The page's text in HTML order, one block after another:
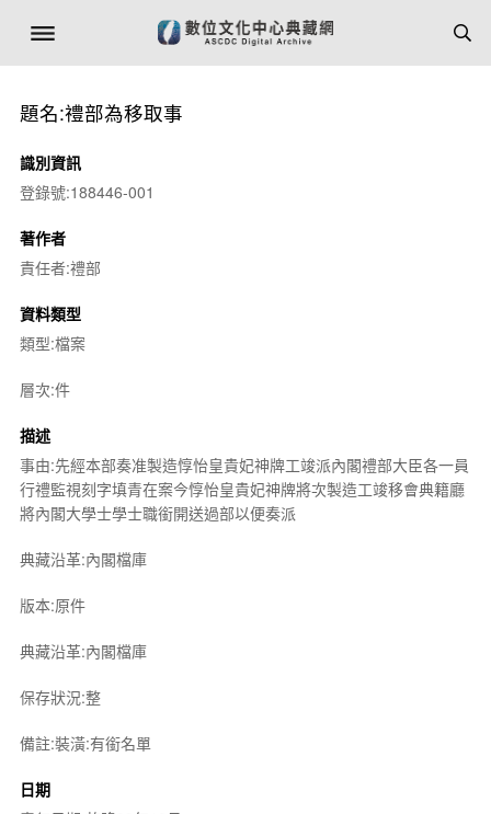
題名:禮部為移取事
識別資訊
登錄號:188446-001
著作者
責任者:禮部
資料類型
類型:檔案
層次:件
描述
事由:先經本部奏准製造惇怡皇貴妃神牌工竣派內閣禮部大臣各一員
行禮監視刻字填青在案今惇怡皇貴妃神牌將次製造工竣移會典籍廳
將內閣大學士學士職銜開送過部以便奏派
典藏沿革:內閣檔庫
版本:原件
典藏沿革:內閣檔庫
保存狀況:整
備註:裝潢:有銜名單
日期